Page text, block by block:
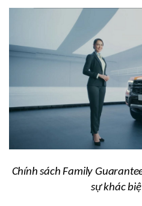
Chính sách Family
sự khác